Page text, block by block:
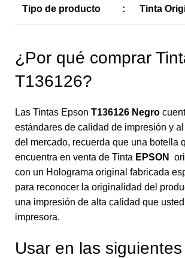
Tipo de producto : Tinta
¿Por qué comprar
T136126?
Las Tintas Epson T136126 Negro
estándares de calidad de impresión y
del mercado, recuerda que una botella
encuentra en venta de Tinta EPSON
con un Holograma original fabricada
para reconocer la originalidad del
una impresión de alta calidad que
impresora.
Usar en las siguientes